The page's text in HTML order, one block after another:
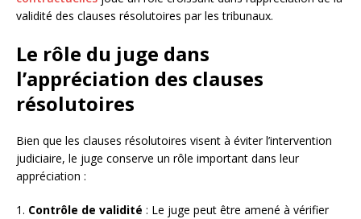
validité des clauses résolutoires par les tribunaux.
Le rôle du juge dans
l’appréciation des clauses
résolutoires
Bien que les clauses résolutoires visent à éviter l’intervention
judiciaire, le juge conserve un rôle important dans leur
appréciation :
1. Contrôle de validité : Le juge peut être amené à vérifier